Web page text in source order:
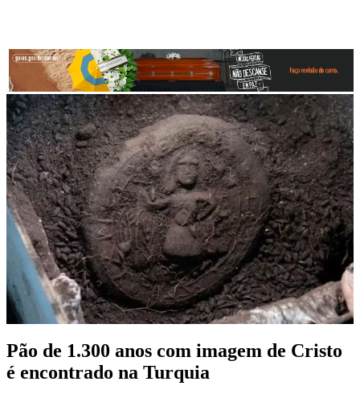
Pão de 1.300 anos com imagem de Cristo
é encontrado na Turquia